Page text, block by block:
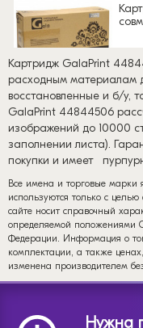
Картридж GalaPrint
расходным материалам
восстановленные и б/у,
GalaPrint 44844506
изображений до 10000
заполнении листа).
покупки и имеет
Все имена и торговые марки
используются только с
сайте носит справочный
определяемой положениями
Федерации. Информация о
комплектации, а также
изменена производителем
Нужна